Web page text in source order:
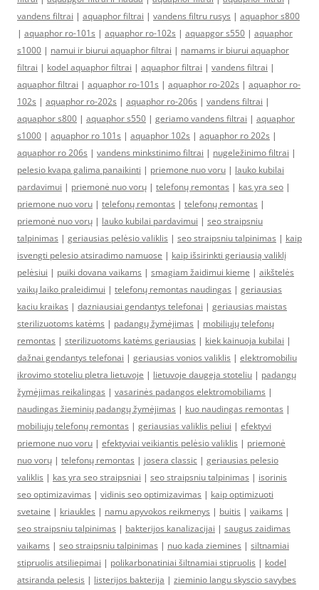
vandens filtrai | aquaphor filtrai | vandens filtru rusys | aquaphor s800
| aquaphor ro-101s | aquaphor ro-102s | aquapgor s550 | aquaphor
s1000 | namui ir biurui aquaphor filtrai | namams ir biurui aquaphor
filtrai | kodel aquaphor filtrai | aquaphor filtrai | vandens filtrai |
aquaphor filtrai | aquaphor ro-101s | aquaphor ro-202s | aquaphor ro-
102s | aquaphor ro-202s | aquaphor ro-206s | vandens filtrai |
aquaphor s800 | aquaphor s550 | geriamo vandens filtrai | aquaphor
s1000 | aquaphor ro 101s | aquaphor 102s | aquaphor ro 202s |
aquaphor ro 206s | vandens minkstinimo filtrai | nugeležinimo filtrai |
pelesio kvapa galima panaikinti | priemone nuo voru | lauko kubilai
pardavimui | priemonė nuo vorų | telefonų remontas | kas yra seo |
priemone nuo voru | telefonų remontas | telefonų remontas |
priemonė nuo vorų | lauko kubilai pardavimui | seo straipsniu
talpinimas | geriausias pelėsio valiklis | seo straipsniu talpinimas | kaip
isvengti pelesio atsiradimo namuose | kaip išsirinkti geriausią valiklį
pelėsiui | puiki dovana vaikams | smagiam žaidimui kieme | aikštelės
vaikų laiko praleidimui | telefonų remontas naudingas | geriausias
kaciu kraikas | dazniausiai gendantys telefonai | geriausias maistas
sterilizuotoms katėms | padangų žymėjimas | mobiliųjų telefonų
remontas | sterilizuotoms katėms geriausias | kiek kainuoja kubilai |
dažnai gendantys telefonai | geriausias vonios valiklis | elektromobiliu
ikrovimo stoteliu pletra lietuvoje | lietuvoje daugeja stoteliu | padangų
žymėjimas reikalingas | vasarinės padangos elektromobiliams |
naudingas žieminių padangų žymėjimas | kuo naudingas remontas |
mobiliųjų telefonų remontas | geriausias valiklis peliui | efektyvi
priemone nuo voru | efektyviai veikiantis pelėsio valiklis | priemonė
nuo vorų | telefonų remontas | josera classic | geriausias pelesio
valiklis | kas yra seo straipsniai | seo straipsniu talpinimas | isorinis
seo optimizavimas | vidinis seo optimizavimas | kaip optimizuoti
svetaine | kriaukles | namu apyvokos reikmenys | buitis | vaikams |
seo straipsniu talpinimas | bakterijos kanalizacijai | saugus zaidimas
vaikams | seo straipsniu talpinimas | nuo kada ziemines | siltnamiai
stipruolis atsiliepimai | polikarbonatiniai šiltnamiai stipruolis | kodel
atsiranda pelesis | listerijos bakterija | zieminio langu skyscio savybes